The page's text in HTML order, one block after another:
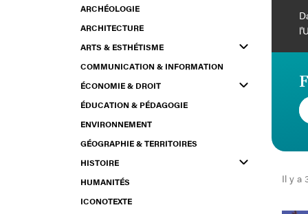
ARCHÉOLOGIE
ARCHITECTURE
ARTS & ESTHÉTISME
COMMUNICATION & INFORMATION
ÉCONOMIE & DROIT
ÉDUCATION & PÉDAGOGIE
ENVIRONNEMENT
GÉOGRAPHIE & TERRITOIRES
HISTOIRE
HUMANITÉS
ICONOTEXTE
Il y a